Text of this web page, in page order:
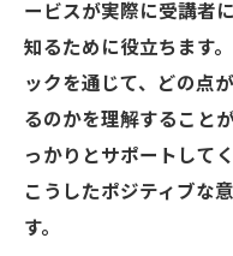
ービスが実際に受講者
知るために役立ちます
ックを通じて、どの点
るのかを理解すること
っかりとサポートして
こうしたポジティブな
す。